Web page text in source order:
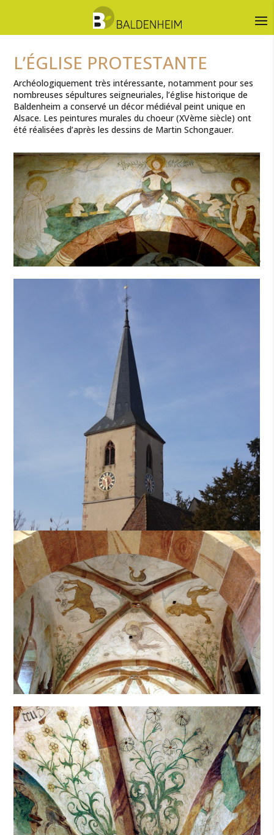
L’ÉGLISE PROTESTANTE
Archéologiquement très intéressante, notamment pour ses
nombreuses sépultures seigneuriales, l’église historique de
Baldenheim a conservé un décor médiéval peint unique en
Alsace. Les peintures murales du choeur (XVème siècle) ont
été réalisées d’après les dessins de Martin Schongauer.
Présentation
L’église protestante de Baldenheim était à l’origine une
église catholique dont l’existence est attestée dès le XIVe
Le clocher n’était accessible que de l’intérieur du chœur. Les
fentes de lumière, véritables meurtrières, et la présence de
pierres à bosses dans le chaînage d’angle, réservées en
général à l’architecture militaire, suggèrent un espace fortifié
avec une fonction de surveillance. Les seigneurs de Balden-
heim, propriétaire du village, assistaient à l’office depuis leur
loge accrochée tel un balcon à l’intérieur du chœur. La porte
d’accès de cette loge est encore visible aujourd’hui.
À l’intérieur de l’église on aperçoit deux dalles funéraires de la
famille des Rathsamhausen.
Les peintures murales mise à jour lors des travaux de
restauration en 1992-1993 datent des XIVe et XVe siècles.
Celles du chœur ont été réalisées d’après les dessins de
Martin Schongauer, célèbre graveur et peintre alsacien. Ce
décor peint médiéval est par son importance unique en
Alsace.